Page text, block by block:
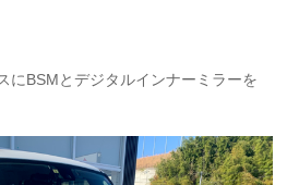
にBSMとデジタルインナーミラーを